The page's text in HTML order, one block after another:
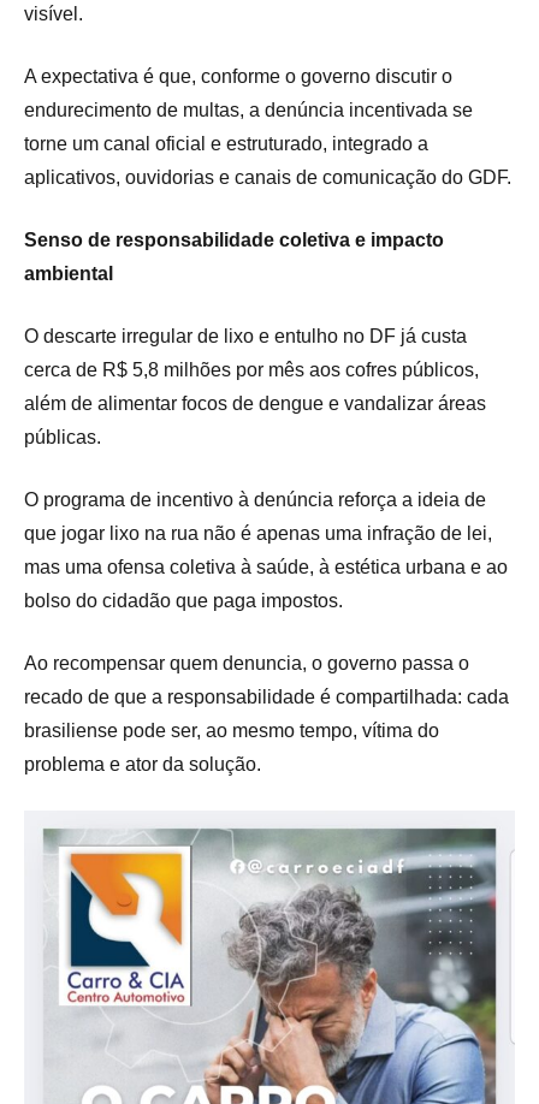
visível.
A expectativa é que, conforme o governo discutir o
endurecimento de multas, a denúncia incentivada se
torne um canal oficial e estruturado, integrado a
aplicativos, ouvidorias e canais de comunicação do GDF.
Senso de responsabilidade coletiva e impacto
ambiental
O descarte irregular de lixo e entulho no DF já custa
cerca de R$ 5,8 milhões por mês aos cofres públicos,
além de alimentar focos de dengue e vandalizar áreas
públicas.
O programa de incentivo à denúncia reforça a ideia de
que jogar lixo na rua não é apenas uma infração de lei,
mas uma ofensa coletiva à saúde, à estética urbana e ao
bolso do cidadão que paga impostos.
Ao recompensar quem denuncia, o governo passa o
recado de que a responsabilidade é compartilhada: cada
brasiliense pode ser, ao mesmo tempo, vítima do
problema e ator da solução.